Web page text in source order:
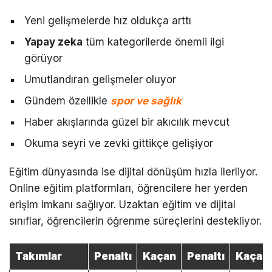
Yeni gelişmelerde hız oldukça arttı
Yapay zeka tüm kategorilerde önemli ilgi
görüyor
Umutlandıran gelişmeler oluyor
Gündem özellikle spor ve sağlık
Haber akışlarında güzel bir akıcılık mevcut
Okuma seyri ve zevki gittikçe gelişiyor
Eğitim dünyasında ise dijital dönüşüm hızla ilerliyor.
Online eğitim platformları, öğrencilere her yerden
erişim imkanı sağlıyor. Uzaktan eğitim ve dijital
sınıflar, öğrencilerin öğrenme süreçlerini destekliyor.
Takımlar Penaltı Kaçan Penaltı Kaçan